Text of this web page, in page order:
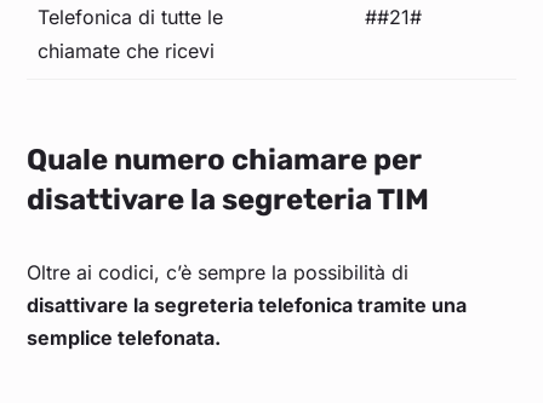
Telefonica di tutte le
chiamate che ricevi
##21#
Quale numero chiamare per
disattivare la segreteria TIM
Oltre ai codici, c’è sempre la possibilità di
disattivare la segreteria telefonica tramite una
semplice telefonata.